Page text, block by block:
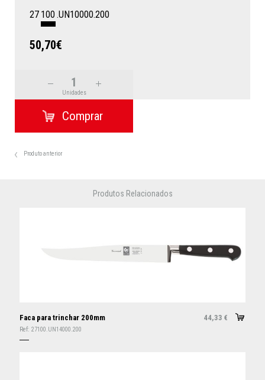
27 100 .UN10000.200
50,70€
Unidades
Produto anterior
Produtos Relacionados
Faca para trinchar 200mm 44,33 €
Ref: 27100.UN14000.200